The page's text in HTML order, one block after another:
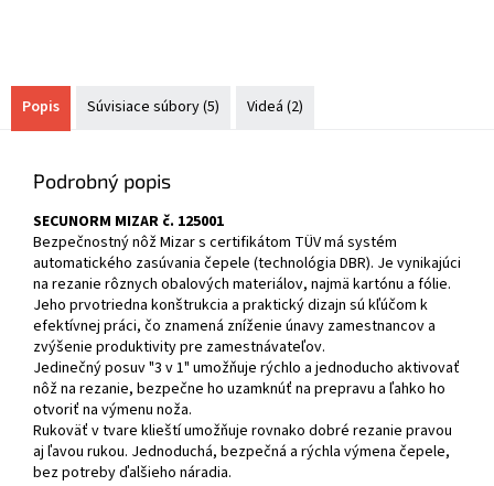
Popis Súvisiace súbory (5) Videá (2)
Podrobný popis
SECUNORM MIZAR č. 125001
Bezpečnostný nôž Mizar s certifikátom TÜV má systém
automatického zasúvania čepele (technológia DBR). Je vynikajúci
na rezanie rôznych obalových materiálov, najmä kartónu a fólie.
Jeho prvotriedna konštrukcia a praktický dizajn sú kľúčom k
efektívnej práci, čo znamená zníženie únavy zamestnancov a
zvýšenie produktivity pre zamestnávateľov.
Jedinečný posuv "3 v 1" umožňuje rýchlo a jednoducho aktivovať
nôž na rezanie, bezpečne ho uzamknúť na prepravu a ľahko ho
otvoriť na výmenu noža.
Rukoväť v tvare klieští umožňuje rovnako dobré rezanie pravou
aj ľavou rukou. Jednoduchá, bezpečná a rýchla výmena čepele,
bez potreby ďalšieho náradia.